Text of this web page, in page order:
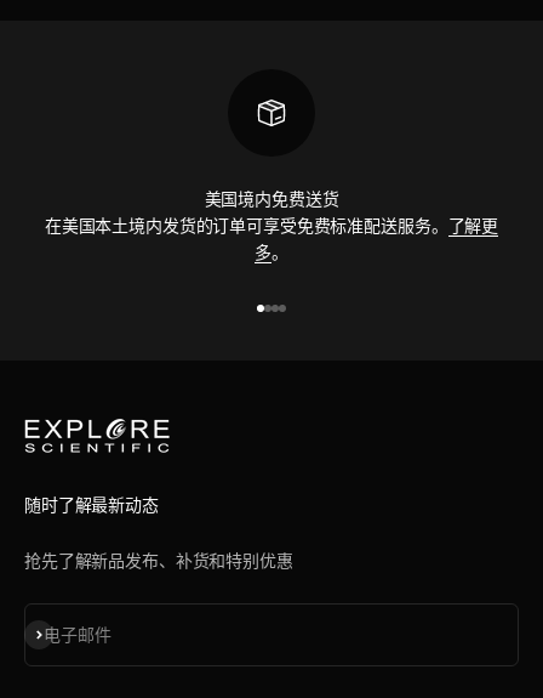
美国境内免费送货
在美国本土境内发货的订单可享受免费标准配送服务。 了解更
多。
随时了解最新动态
抢先了解新品发布、补货和特别优惠
电子邮件
订阅